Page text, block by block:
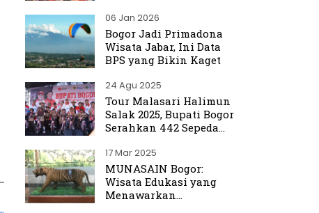
Sektor Pariwisata
06 Jan 2026
Bogor Jadi Primadona
Wisata Jabar, Ini Data
BPS yang Bikin Kaget
24 Agu 2025
Tour Malasari Halimun
Salak 2025, Bupati Bogor
Serahkan 442 Sepeda
17 Mar 2025
MUNASAIN Bogor:
Wisata Edukasi yang
Menawarkan